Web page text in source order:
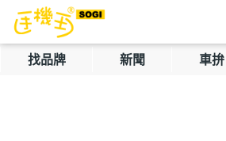
找品牌 新聞 車拚